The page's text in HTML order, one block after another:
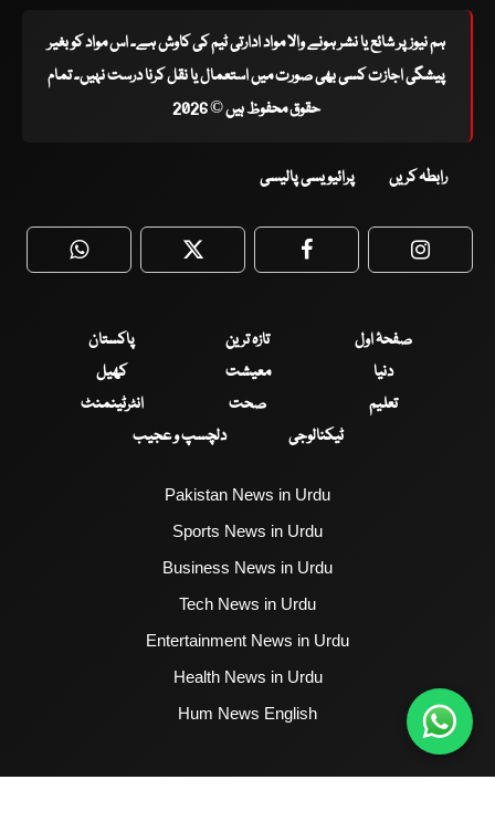
ہم نیوز پر شائع یا نشر ہونے والا مواد ادارتی ٹیم کی کاوش ہے۔ اس مواد کو بغیر
پیشگی اجازت کسی بھی صورت میں استعمال یا نقل کرنا درست نہیں۔ تمام
حقوق محفوظ ہیں © 2026
رابطہ کریں پرائیویسی پالیسی
WhatsApp Twitter Facebook
صفحۂ اول تازہ ترین
پاکستان
دنیا
معیشت
کھیل
تعلیم
صحت
انٹرٹینمنٹ
ٹیکنالوجی
دلچسپ و عجیب
Pakistan News in Urdu
Sports News in Urdu
Business News in Urdu
Tech News in Urdu
Entertainment News in Urdu
Health News in Urdu
Hum News English